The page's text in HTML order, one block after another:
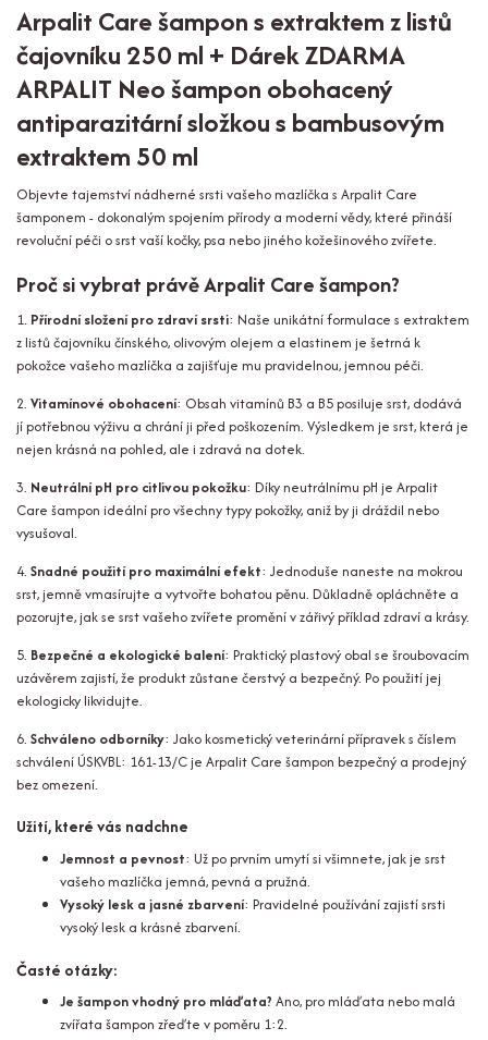
Arpalit Care šampon s extraktem z listů
čajovníku 250 ml + Dárek ZDARMA
ARPALIT Neo šampon obohacený
antiparazitární složkou s bambusovým
extraktem 50 ml
Objevte tajemství nádherné srsti vašeho mazlíčka s Arpalit Care
šamponem - dokonalým spojením přírody a moderní vědy, které přináší
revoluční péči o srst vaší kočky, psa nebo jiného kožešinového zvířete.
Proč si vybrat právě Arpalit Care šampon?
1. Přírodní složení pro zdraví srsti: Naše unikátní formulace s extraktem
z listů čajovníku čínského, olivovým olejem a elastinem je šetrná k
pokožce vašeho mazlíčka a zajišťuje mu pravidelnou, jemnou péči.
2. Vitamínové obohacení: Obsah vitamínů B3 a B5 posiluje srst, dodává
jí potřebnou výživu a chrání ji před poškozením. Výsledkem je srst, která je
nejen krásná na pohled, ale i zdravá na dotek.
3. Neutrální pH pro citlivou pokožku: Díky neutrálnímu pH je Arpalit
Care šampon ideální pro všechny typy pokožky, aniž by ji dráždil nebo
vysušoval.
4. Snadné použití pro maximální efekt: Jednoduše naneste na mokrou
srst, jemně vmasírujte a vytvořte bohatou pěnu. Důkladně opláchněte a
pozorujte, jak se srst vašeho zvířete promění v zářivý příklad zdraví a krásy.
5. Bezpečné a ekologické balení: Praktický plastový obal se šroubovacím
uzávěrem zajistí, že produkt zůstane čerstvý a bezpečný. Po použití jej
ekologicky likvidujte.
6. Schváleno odborníky: Jako kosmetický veterinární přípravek s číslem
schválení ÚSKVBL: 161-13/C je Arpalit Care šampon bezpečný a prodejný
bez omezení.
Užití, které vás nadchne
Jemnost a pevnost: Už po prvním umytí si všimnete, jak je srst
vašeho mazlíčka jemná, pevná a pružná.
Vysoký lesk a jasné zbarvení: Pravidelné používání zajistí srsti
vysoký lesk a krásné zbarvení.
Časté otázky:
Je šampon vhodný pro mláďata? Ano, pro mláďata nebo malá
zvířata šampon zřeďte v poměru 1:2.